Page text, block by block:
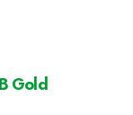
Gold